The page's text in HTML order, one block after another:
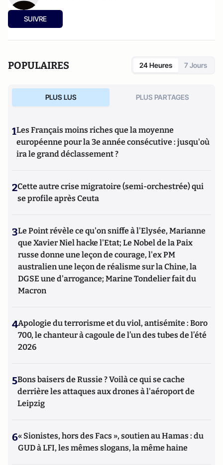
SUIVRE
POPULAIRES 24 Heures 7 Jours
PLUS LUS PLUS PARTAGES
1Les Français moins riches que la moyenne
européenne pour la 3e année consécutive : jusqu'où
ira le grand déclassement ?
2Cette autre crise migratoire (semi-orchestrée) qui
se profile après Ceuta
3Le Point révèle ce qu'on sniffe à l'Elysée, Marianne
que Xavier Niel hacke l'Etat; Le Nobel de la Paix
russe donne une leçon de courage, l'ex PM
australien une leçon de réalisme sur la Chine, la
DGSE une d'arrogance; Marine Tondelier fait du
Macron
4Apologie du terrorisme et du viol, antisémite : Boro
700, le chanteur à cagoule de l’un des tubes de l’été
2026
5Bons baisers de Russie ? Voilà ce qui se cache
derrière les attaques aux drones à l'aéroport de
Leipzig
6« Sionistes, hors des Facs », soutien au Hamas : du
GUD à LFI, les mêmes slogans, la même haine